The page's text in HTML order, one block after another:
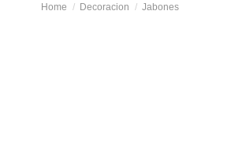
Home Decoracion Jabones